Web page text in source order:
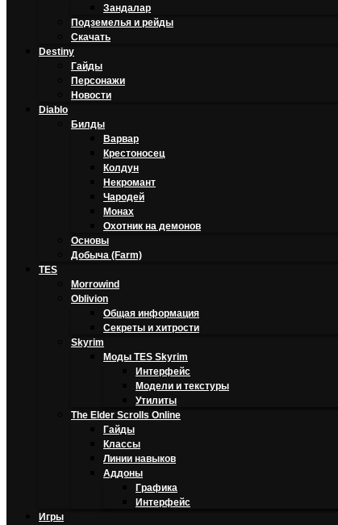
Зандалар
Подземелья и рейды
Скачать
Destiny
Гайды
Персонажи
Новости
Diablo
Билды
Варвар
Крестоносец
Колдун
Некромант
Чародей
Монах
Охотник на демонов
Основы
Добыча (Farm)
TES
Morrowind
Oblivion
Общая информация
Секреты и хитрости
Skyrim
Моды TES Skyrim
Интерфейс
Модели и текстуры
Утилиты
The Elder Scrolls Online
Гайды
Классы
Линии навыков
Аддоны
Графика
Интерфейс
Игры